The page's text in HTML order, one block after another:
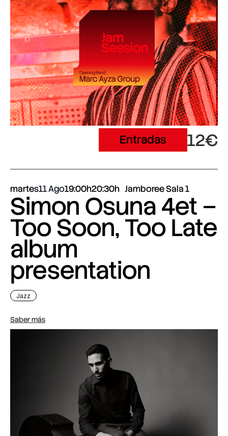
Entradas 12€
martes11 Ago19:00h20:30h Jamboree Sala 1
Simon Osuna 4et –
Too Soon, Too Late
album
presentation
Jazz
Saber más